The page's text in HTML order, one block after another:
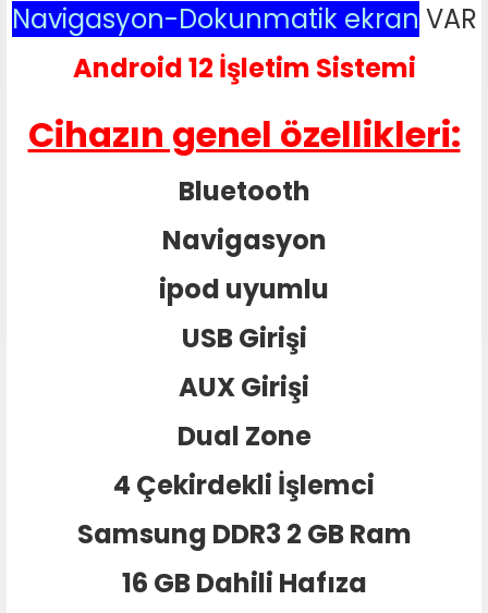
Navigasyon-Dokunmatik ekran VAR
Android 12 İşletim Sistemi
Cihazın genel özellikleri:
Bluetooth
Navigasyon
ipod uyumlu
USB Girişi
AUX Girişi
Dual Zone
4 Çekirdekli İşlemci
Samsung DDR3 2 GB Ram
16 GB Dahili Hafıza